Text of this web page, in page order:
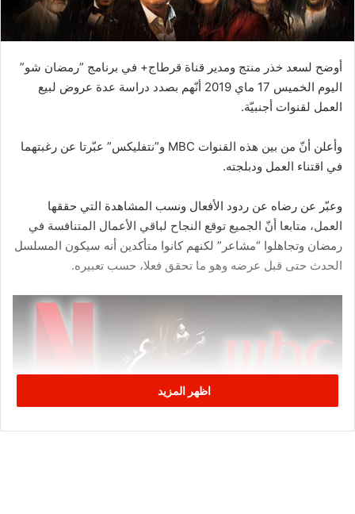
أوضح لسعد خذر منتج ومدير قناة قرطاج+ في برنامج ”رمضان شو”
اليوم الخميس 17 ماي 2019 أنّهم بصدد دراسة عدة عروض لبيع
العمل لقنوات أجنبيّة.
وأعلن أنّ من بين هذه القنوات MBC و”نتفليكس” عبّرتا عن رغبتهما
في اقتناء العمل ودبلجته.
وعبّر عن رضاه عن ردود الأفعال ونسب المشاهدة التي حققها
العمل، متابعا أنّ الجميع توقع النجاح لباقي الأعمال المتنافسة في
رمضان وتجاهلوا “مشاعر” لكنهم كانوا متأكدين أنه سيكون المسلسل
الحدث حتى قبل عرضه وهو ما تحقق فعلا، حسب تعبيره.
اظهر المزيد